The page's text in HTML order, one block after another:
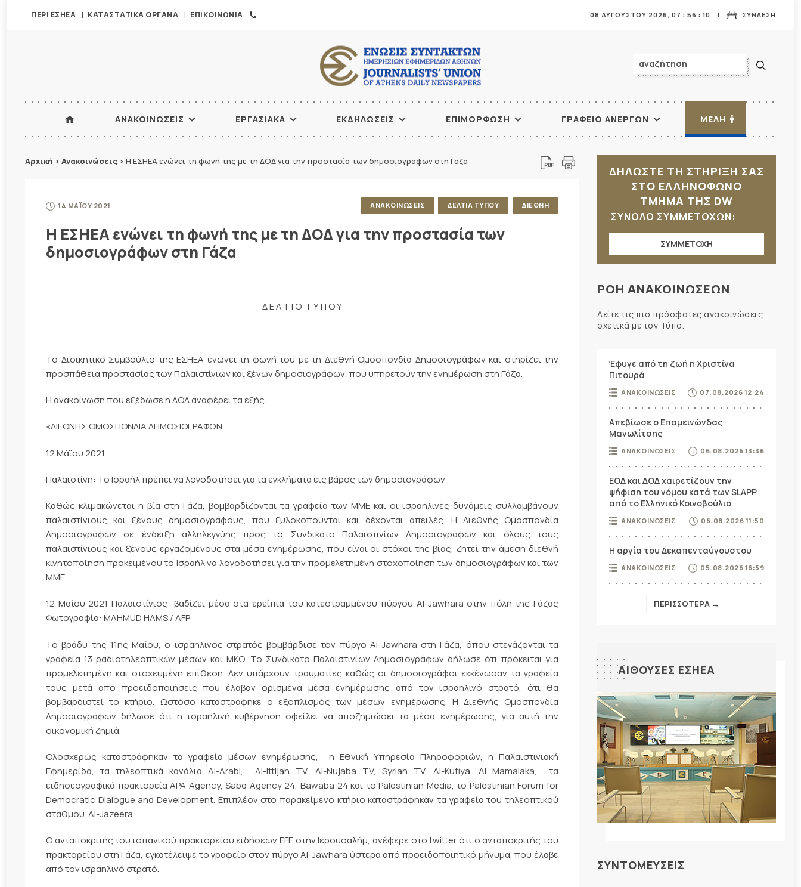
ΠΕΡΙ ΕΣΗΕΑ ΚΑΤΑΣΤΑΤΙΚΑ ΟΡΓΑΝΑ ΕΠΙΚΟΙΝΩΝΙΑ ΣΥΝΔΕΣΗ
08 ΑΥΓΟΥΣΤΟΥ 2026, 07 : 56 : 12
ΑΝΑΚΟΙΝΩΣΕΙΣ ΕΡΓΑΣΙΑΚΑ ΕΚΔΗΛΩΣΕΙΣ ΕΠΙΜΟΡΦΩΣΗ ΓΡΑΦΕΙΟ ΑΝΕΡΓΩΝ ΜΕΛΗ
Αρχική > Ανακοινώσεις > Η ΕΣΗΕΑ ενώνει τη φωνή της με τη ΔΟΔ για την προστασία των δημοσιογράφων στη Γάζα
14 ΜΑΪΟΥ 2021 ΑΝΑΚΟΙΝΩΣΕΙΣ ΔΕΛΤΙΑ ΤΥΠΟΥ ΔΙΕΘΝΗ
Η ΕΣΗΕΑ ενώνει τη φωνή της με τη ΔΟΔ για την προστασία των
δημοσιογράφων στη Γάζα
Δ Ε Λ Τ Ι Ο Τ Υ Π Ο Υ
Το Διοικητικό Συμβούλιο της ΕΣΗΕΑ ενώνει τη φωνή του με τη Διεθνή Ομοσπονδία Δημοσιογράφων και στηρίζει την
προσπάθεια προστασίας των Παλαιστίνιων και ξένων δημοσιογράφων, που υπηρετούν την ενημέρωση στη Γάζα.
Η ανακοίνωση που εξέδωσε η ΔΟΔ αναφέρει τα εξής:
«ΔΙΕΘΝΗΣ ΟΜΟΣΠΟΝΔΙΑ ΔΗΜΟΣΙΟΓΡΑΦΩΝ
12 Μάϊου 2021
Παλαιστίνη: Το Ισραήλ πρέπει να λογοδοτήσει για τα εγκλήματα εις βάρος των δημοσιογράφων
Καθώς κλιμακώνεται η βία στη Γάζα, βομβαρδίζονται τα γραφεία των ΜΜΕ και οι ισραηλινές δυνάμεις συλλαμβάνουν
παλαιστίνιους και ξένους δημοσιογράφους, που ξυλοκοπούνται και δέχονται απειλές. Η Διεθνής Ομοσπονδία
Δημοσιογράφων σε ένδειξη αλληλεγγύης προς το Συνδικάτο Παλαιστινίων Δημοσιογράφων και όλους τους
παλαιστίνιους και ξένους εργαζομένους στα μέσα ενημέρωσης, που είναι οι στόχοι της βίας, ζητεί την άμεση διεθνή
κινητοποίηση προκειμένου το Ισραήλ να λογοδοτήσει για την προμελετημένη στοχοποίηση των δημοσιογράφων και των
ΜΜΕ.
12 Μαΐου 2021 Παλαιστίνιος βαδίζει μέσα στα ερείπια του κατεστραμμένου πύργου Al-Jawhara στην πόλη της Γάζας
Φωτογραφία: MAHMUD HAMS / AFP
Το βράδυ της 11ης Μαΐου, ο ισραηλινός στρατός βομβάρδισε τον πύργο Al-Jawhara στη Γάζα, όπου στεγάζονται τα
γραφεία 13 ραδιοτηλεοπτικών μέσων και ΜΚΟ. Το Συνδικάτο Παλαιστινίων Δημοσιογράφων δήλωσε ότι πρόκειται για
προμελετημένη και στοχευμένη επίθεση. Δεν υπάρχουν τραυματίες καθώς οι δημοσιογράφοι εκκένωσαν τα γραφεία
τους μετά από προειδοποιήσεις που έλαβαν ορισμένα μέσα ενημέρωσης από τον ισραηλινό στρατό, ότι θα
βομβαρδιστεί το κτήριο. Ωστόσο καταστράφηκε ο εξοπλισμός των μέσων ενημέρωσης. Η Διεθνής Ομοσπονδία
Δημοσιογράφων δήλωσε ότι η ισραηλινή κυβέρνηση οφείλει να αποζημιώσει τα μέσα ενημέρωσης, για αυτή την
οικονομική ζημιά.
Ολοσχερώς καταστράφηκαν τα γραφεία μέσων ενημέρωσης, η Εθνική Υπηρεσία Πληροφοριών, η Παλαιστινιακή
Εφημερίδα, τα τηλεοπτικά κανάλια Al-Arabi, Al-Ittijah TV, Al-Nujaba TV, Syrian TV, Al-Kufiya, Al Mamalaka, τα
ειδησεογραφικά πρακτορεία APA Agency, Sabq Agency 24, Bawaba 24 και το Palestinian Media, το Palestinian Forum for
Democratic Dialogue and Development. Επιπλέον στο παρακείμενο κτήριο καταστράφηκαν τα γραφεία του τηλεοπτικού
σταθμού Al-Jazeera.
Ο ανταποκριτής του ισπανικού πρακτορείου ειδήσεων EFE στην Ιερουσαλήμ, ανέφερε στο twitter ότι ο ανταποκριτής του
πρακτορείου στη Γάζα, εγκατέλειψε το γραφείο στον πύργο Al-Jawhara ύστερα από προειδοποιητικό μήνυμα, που έλαβε
από τον ισραηλινό στρατό.
ΔΗΛΩΣΤΕ ΤΗ ΣΤΗΡΙΞΗ ΣΑΣ
ΣΤΟ ΕΛΛΗΝΟΦΩΝΟ
ΤΜΗΜΑ ΤΗΣ DW
ΣΥΝΟΛΟ ΣΥΜΜΕΤΟΧΩΝ:
ΣΥΜΜΕΤΟΧΗ
ΡΟΗ ΑΝΑΚΟΙΝΩΣΕΩΝ
Δείτε τις πιο πρόσφατες ανακοινώσεις
σχετικά με τον Τύπο.
Έφυγε από τη ζωή η Χριστίνα
Πιτουρά
ΑΝΑΚΟΙΝΩΣΕΙΣ 07.08.2026 12:24
Απεβίωσε ο Επαμεινώνδας
Μανωλίτσης
ΑΝΑΚΟΙΝΩΣΕΙΣ 06.08.2026 13:36
ΕΟΔ και ΔΟΔ χαιρετίζουν την
ψήφιση του νόμου κατά των SLAPP
από το Ελληνικό Κοινοβούλιο
ΑΝΑΚΟΙΝΩΣΕΙΣ 06.08.2026 11:50
Η αργία του Δεκαπενταύγουστου
ΑΝΑΚΟΙΝΩΣΕΙΣ 05.08.2026 16:59
ΠΕΡΙΣΣΟΤΕΡΑ →
ΑΙΘΟΥΣΕΣ ΕΣΗΕΑ
ΣΥΝΤΟΜΕΥΣΕΙΣ